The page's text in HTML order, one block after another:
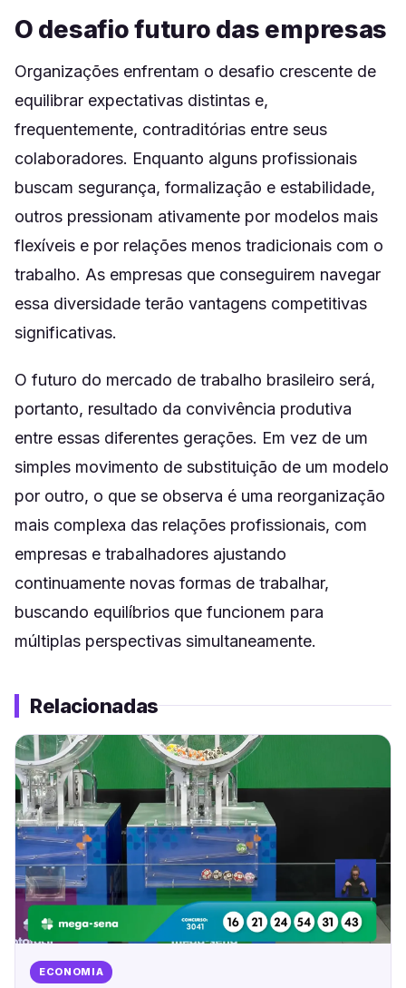
O desafio futuro das empresas
Organizações enfrentam o desafio crescente de
equilibrar expectativas distintas e,
frequentemente, contraditórias entre seus
colaboradores. Enquanto alguns profissionais
buscam segurança, formalização e estabilidade,
outros pressionam ativamente por modelos mais
flexíveis e por relações menos tradicionais com o
trabalho. As empresas que conseguirem navegar
essa diversidade terão vantagens competitivas
significativas.
O futuro do mercado de trabalho brasileiro será,
portanto, resultado da convivência produtiva
entre essas diferentes gerações. Em vez de um
simples movimento de substituição de um modelo
por outro, o que se observa é uma reorganização
mais complexa das relações profissionais, com
empresas e trabalhadores ajustando
continuamente novas formas de trabalhar,
buscando equilíbrios que funcionem para
múltiplas perspectivas simultaneamente.
Relacionadas
ECONOMIA